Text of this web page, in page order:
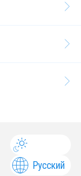
Русский